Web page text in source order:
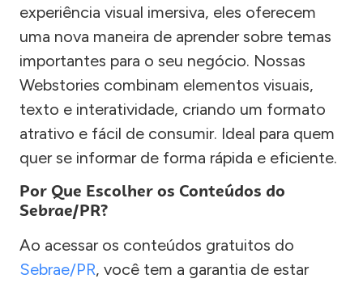
experiência visual imersiva, eles oferecem
uma nova maneira de aprender sobre temas
importantes para o seu negócio. Nossas
Webstories combinam elementos visuais,
texto e interatividade, criando um formato
atrativo e fácil de consumir. Ideal para quem
quer se informar de forma rápida e eficiente.
Por Que Escolher os Conteúdos do
Sebrae/PR?
Ao acessar os conteúdos gratuitos do
Sebrae/PR, você tem a garantia de estar